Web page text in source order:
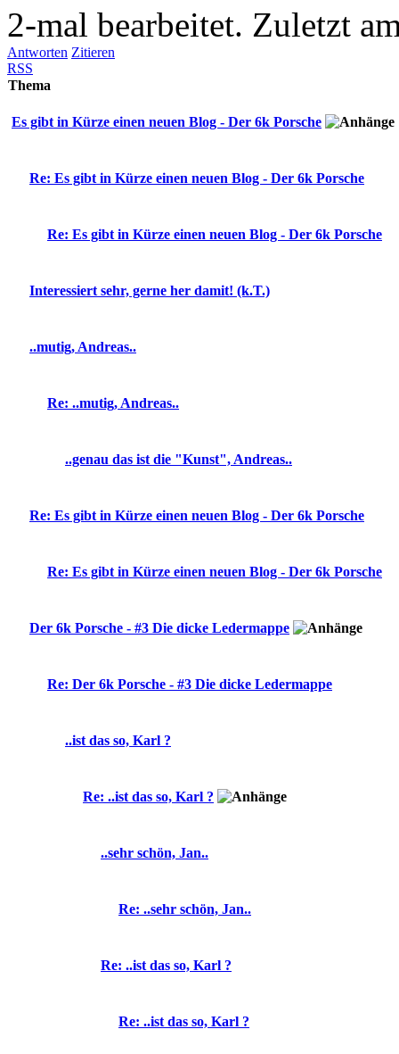
2-mal bearbeitet. Zuletzt
Antworten Zitieren
RSS
Thema
Es gibt in Kürze einen neuen Blog - Der 6k Porsche
Re: Es gibt in Kürze einen neuen Blog - Der 6k Porsche
Re: Es gibt in Kürze einen neuen Blog - Der 6k Porsche
Interessiert sehr, gerne her damit! (k.T.)
..mutig, Andreas..
Re: ..mutig, Andreas..
..genau das ist die "Kunst", Andreas..
Re: Es gibt in Kürze einen neuen Blog - Der 6k Porsche
Re: Es gibt in Kürze einen neuen Blog - Der 6k Porsche
Der 6k Porsche - #3 Die dicke Ledermappe
Re: Der 6k Porsche - #3 Die dicke Ledermappe
..ist das so, Karl ?
Re: ..ist das so, Karl ?
..sehr schön, Jan..
Re: ..sehr schön, Jan..
Re: ..ist das so, Karl ?
Re: ..ist das so, Karl ?